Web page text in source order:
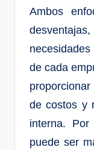
Ambos
de cada
de costos y
interna.
puede ser